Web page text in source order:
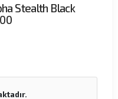
Stealth Black